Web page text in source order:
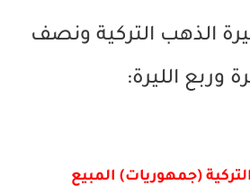
الذهب التركية ونصف
وربع الليرة:
(جمهوريات) المبيع